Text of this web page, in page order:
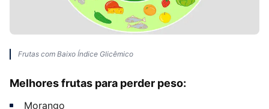
Frutas com Baixo Índice Glicêmico
Melhores frutas para perder peso:
Morango